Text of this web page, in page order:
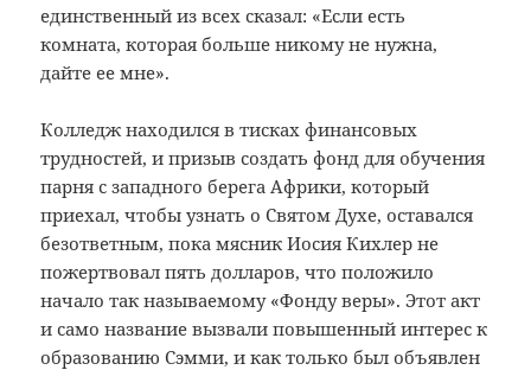
единственный из всех сказал: «Если есть
комната, которая больше никому не нужна,
дайте ее мне».
Колледж находился в тисках финансовых
трудностей, и призыв создать фонд для обучения
парня с западного берега Африки, который
приехал, чтобы узнать о Святом Духе, оставался
безответным, пока мясник Иосия Кихлер не
пожертвовал пять долларов, что положило
начало так называемому «Фонду веры». Этот акт
и само название вызвали повышенный интерес к
образованию Сэмми, и как только был объявлен